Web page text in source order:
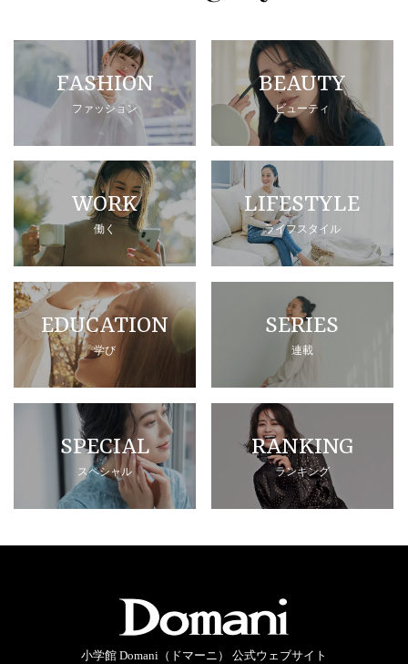
FASHION
ファッション
BEAUTY
ビューティ
WORK
働く
LIFESTYLE
ライフスタイル
EDUCATION
学び
SERIES
連載
SPECIAL
スペシャル
RANKING
ランキング
小学館 Domani（ドマーニ） 公式ウェブサイト